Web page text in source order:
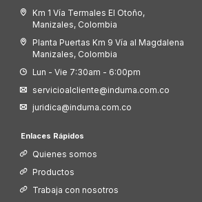
Km 1 Vía Termales El Otoño,
Manizales, Colombia
Planta Puertas Km 9 Vía al Magdalena
Manizales, Colombia
Lun - Vie 7:30am - 6:00pm
servicioalcliente@induma.com.co
juridica@induma.com.co
Enlaces Rápidos
Quienes somos
Productos
Trabaja con nosotros